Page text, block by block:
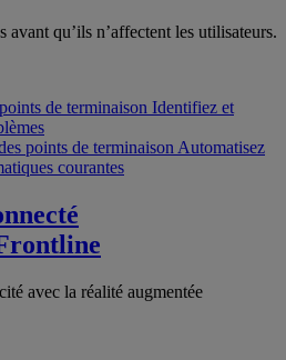
avant qu’ils n’affectent les utilisateurs.
de terminaison Identifiez et
points de terminaison Automatisez
courantes
avec la réalité augmentée